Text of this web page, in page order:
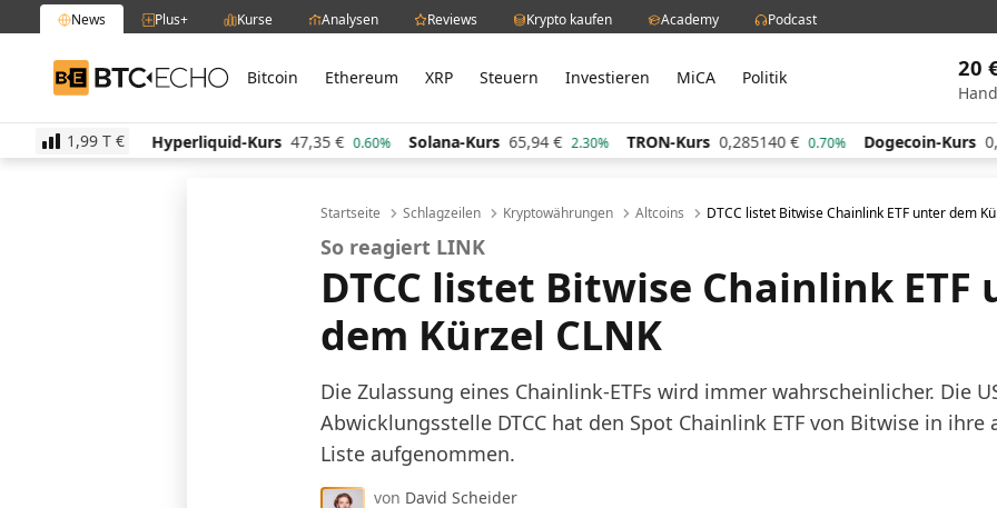
News Plus+ Kurse Analysen Reviews Krypto kaufen Academy Podcast
BTC-ECHO Bitcoin Ethereum XRP Steuern Investieren MiCA Politik 20
1,99 T €
1.70% Hyperliquid-Kurs 47,35 € 0.60% Solana-Kurs 65,94 € 2.30% TRON-Kurs 0,285140 € 0.70% Dogecoin-Kurs 0,060642 € -
Startseite Schlagzeilen Kryptowährungen Altcoins DTCC listet Bitwise Chainlink ETF unter dem
So reagiert LINK
DTCC listet Bitwise Chainlink ETF
dem Kürzel CLNK
Die Zulassung eines Chainlink-ETFs wird immer wahrscheinlicher. Die
Abwicklungsstelle DTCC hat den Spot Chainlink ETF von Bitwise in ihre
Liste aufgenommen.
von David Scheider